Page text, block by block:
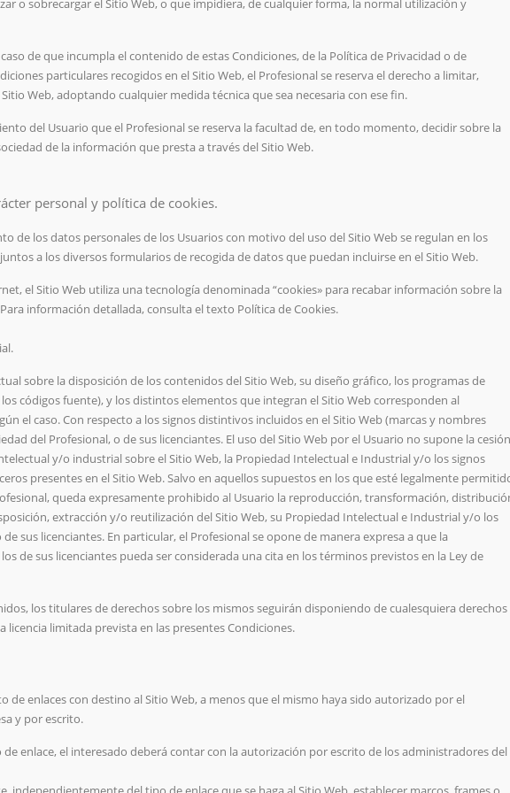
o sobrecargar el Sitio Web, o que impidiera, de cualquier forma, la normal utilización y
de que incumpla el contenido de estas Condiciones, de la Política de Privacidad o de
particulares recogidos en el Sitio Web, el Profesional se reserva el derecho a limitar,
Web, adoptando cualquier medida técnica que sea necesaria con ese fin.
del Usuario que el Profesional se reserva la facultad de, en todo momento, decidir sobre la
de la información que presta a través del Sitio Web.
personal y política de cookies.
de los datos personales de los Usuarios con motivo del uso del Sitio Web se regulan en los
a los diversos formularios de recogida de datos que puedan incluirse en el Sitio Web.
el Sitio Web utiliza una tecnología denominada “cookies» para recabar información sobre la
información detallada, consulta el texto Política de Cookies.
sobre la disposición de los contenidos del Sitio Web, su diseño gráfico, los programas de
códigos fuente), y los distintos elementos que integran el Sitio Web corresponden al
el caso. Con respecto a los signos distintivos incluidos en el Sitio Web (marcas y nombres
del Profesional, o de sus licenciantes. El uso del Sitio Web por el Usuario no supone la cesión
y/o industrial sobre el Sitio Web, la Propiedad Intelectual e Industrial y/o los signos
presentes en el Sitio Web. Salvo en aquellos supuestos en los que esté legalmente
queda expresamente prohibido al Usuario la reproducción, transformación,
extracción y/o reutilización del Sitio Web, su Propiedad Intelectual e Industrial y/o los
sus licenciantes. En particular, el Profesional se opone de manera expresa a que la
de sus licenciantes pueda ser considerada una cita en los términos previstos en la Ley de
los titulares de derechos sobre los mismos seguirán disponiendo de cualesquiera derechos
licencia limitada prevista en las presentes Condiciones.
de enlaces con destino al Sitio Web, a menos que el mismo haya sido autorizado por el
y por escrito.
enlace, el interesado deberá contar con la autorización por escrito de los administradores del